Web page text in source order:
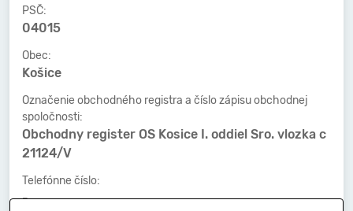
PSČ:
04015
Obec:
Košice
Označenie obchodného registra a číslo zápisu obchodnej
spoločnosti:
Obchodny register OS Kosice I. oddiel Sro. vlozka c
21124/V
Telefónne číslo:
-